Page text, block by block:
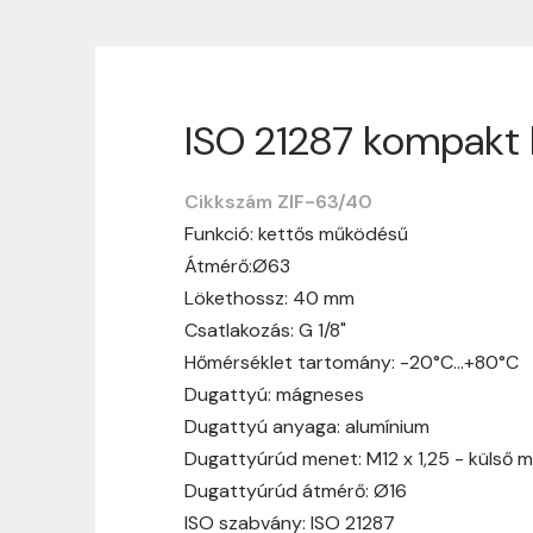
ISO 21287
Cikkszám ZIF-63/40
Funkció: kettős működésű
Átmérő:Ø63
Lökethossz: 40 mm
Csatlakozás: G 1/8"
Hőmérséklet tartomány: -20°C…+80°C
Dugattyú: mágneses
Dugattyú anyaga: alumínium
Dugattyúrúd menet: M12 x 1,25 - külső
Dugattyúrúd átmérő: Ø16
ISO szabvány: ISO 21287
Szállítási
Nagyon köszönjük, hogy
vásárlásotok gördülékenyen és
hosszabb ideig tart, előre
Szállítási díj:
A szállítási díj függ
megtekinthetitek, mielőtt a